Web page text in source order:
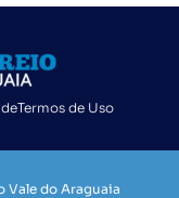
Termos de Uso
Vale do Araguaia